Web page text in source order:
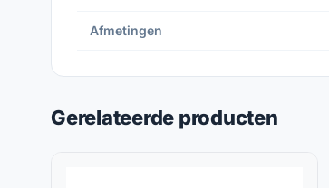
Afmetingen
Gerelateerde producten